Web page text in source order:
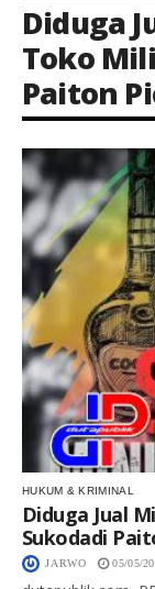
Diduga
Toko
Paiton
Keterangan
HUKUM & KRIMINAL
Diduga Jual
Sukodadi
JARWO 05/05/